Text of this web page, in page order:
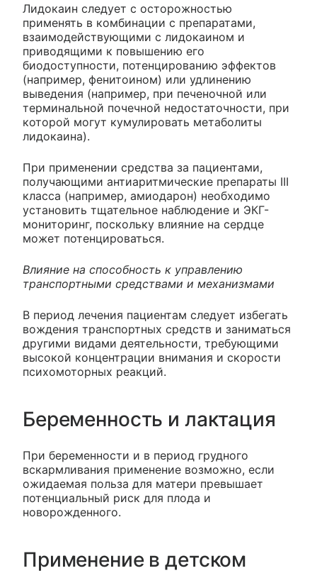
Лидокаин следует с осторожностью
применять в комбинации с препаратами,
взаимодействующими с лидокаином и
приводящими к повышению его
биодоступности, потенцированию эффектов
(например, фенитоином) или удлинению
выведения (например, при печеночной или
терминальной почечной недостаточности, при
которой могут кумулировать метаболиты
лидокаина).
При применении средства за пациентами,
получающими антиаритмические препараты III
класса (например, амиодарон) необходимо
установить тщательное наблюдение и ЭКГ-
мониторинг, поскольку влияние на сердце
может потенцироваться.
Влияние на способность к управлению
транспортными средствами и механизмами
В период лечения пациентам следует избегать
вождения транспортных средств и заниматься
другими видами деятельности, требующими
высокой концентрации внимания и скорости
психомоторных реакций.
Беременность и лактация
При беременности и в период грудного
вскармливания применение возможно, если
ожидаемая польза для матери превышает
потенциальный риск для плода и
новорожденного.
Применение в детском